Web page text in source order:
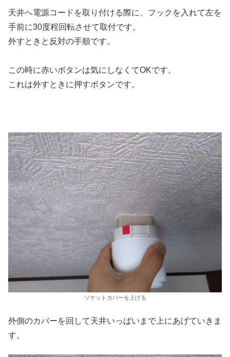
天井へ電源コードを取り付ける際に、フックを入れて左を
手前に30度程回転させて取付です。
外すときと反対の手順です。
この時に赤いボタンは気にしなくてOKです。
これは外すときに押すボタンです。
ソケットカバーを上げる
外側のカバーを回して天井いっぱいまで上にあげていきま
す。